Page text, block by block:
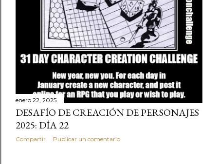
enero 22, 2025
DESAFÍO DE CREACIÓN DE PERSONAJES
2025: DÍA 22
Compartir Publicar un comentario